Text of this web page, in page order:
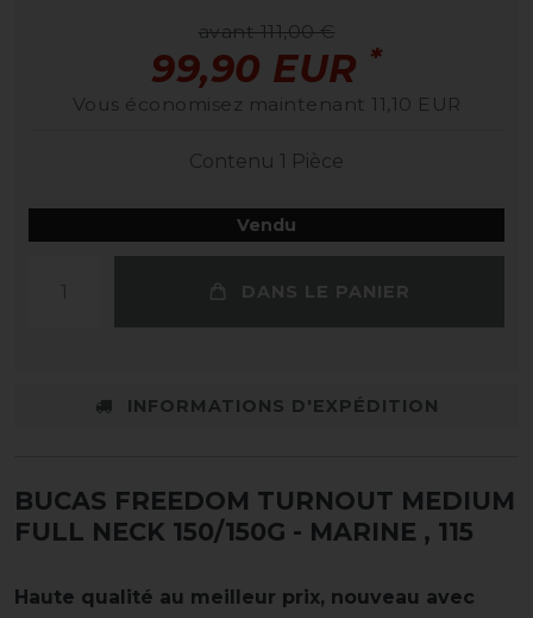
avant 111,00 €
99,90 EUR *
Vous économisez maintenant 11,10 EUR
Contenu 1 Pièce
Vendu
DANS LE PANIER
INFORMATIONS D'EXPÉDITION
BUCAS FREEDOM TURNOUT MEDIUM
FULL NECK 150/150G - MARINE , 115
Haute qualité au meilleur prix, nouveau avec